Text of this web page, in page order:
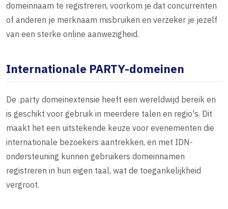
domeinnaam te registreren, voorkom je dat concurrenten
of anderen je merknaam misbruiken en verzeker je jezelf
van een sterke online aanwezigheid.
Internationale PARTY-domeinen
De .party domeinextensie heeft een wereldwijd bereik en
is geschikt voor gebruik in meerdere talen en regio's. Dit
maakt het een uitstekende keuze voor evenementen die
internationale bezoekers aantrekken, en met IDN-
ondersteuning kunnen gebruikers domeinnamen
registreren in hun eigen taal, wat de toegankelijkheid
vergroot.